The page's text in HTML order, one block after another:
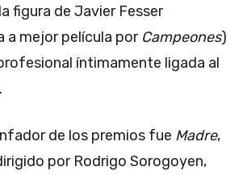
figura de Javier Fesser
a mejor película por Campeones)
íntimamente ligada al
de los premios fue Madre,
por Rodrigo Sorogoyen,